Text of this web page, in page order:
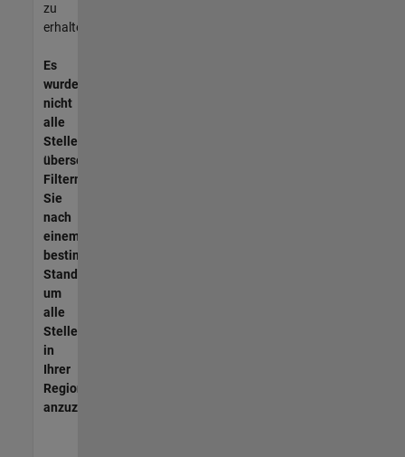
zu
erhalten.
Es
wurden
nicht
alle
Stellen
übersetzt.
Filtern
Sie
nach
einem
bestimmten
Standort,
um
alle
Stellenangebote
in
Ihrer
Region
anzuzeigen.